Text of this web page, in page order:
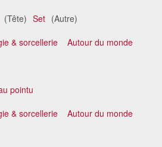
(Tête) Set (Autre)
& sorcellerie
Autour du monde
pointu
& sorcellerie
Autour du monde